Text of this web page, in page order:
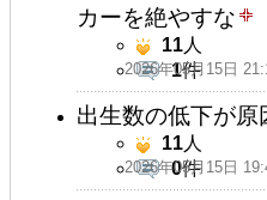
カーを絶やすな
2026年05月15日
11人
1件
出生数の低下が
2026年05月15日
11人
0件